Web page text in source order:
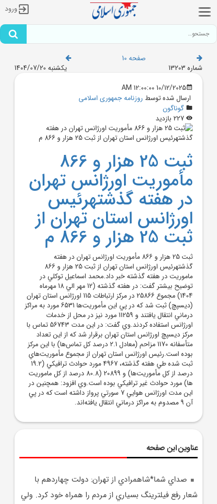
ورود
صفحه 10
شماره 13203
یکشنبه 1404/07/20
10/12/2025 12:00:00 AM
ارسال شده توسط روزنامه جمهوری اسلامی
گوناگون
ثبت 25 هزار و 866
مأموريت اورژانس تهران
در هفته گذشتهرئيس
اورژانس استان تهران از
ثبت 25 هزار و 866 م
ثبت 25 هزار و 866 مأموريت اورژانس تهران در هفته
گذشتهرئيس اورژانس استان تهران از ثبت 25 هزار و 866
ماموريت در هفته گذشته خبر داد.محمد اسماعيل توکلي در
توضيح بيشتر گفت: در هفته گذشته (12 مهر الي 18 مهرماه
1404) مجموع 25866 در مرکز ارتباطات 115 اورژانس استان تهران
(ديسپچ) ثبت شد که در پي اين مأموريت‌ها 6531 مورد به مراکز
درماني انتقال يافتند و 11259 مورد نيز در محل از خدمات
اورژانس استفاده کردند.وي گفت: در اين مدت 56743 تماس با
مرکز ديسپچ اورژانس استان تهران برقرار شد که از اين تعداد
متأسفانه 1170 مزاحم (معادل 2.1 درصد کل تماس‌ها) با اين مرکز
بوده است.رئيس اورژانس استان تهران از مجموع مأموريت‌هاي
ثبت شده طي هفته گذشته، 4967 مورد حوادث ترافيکي (19.2
درصد از کل مأموريت‌ها) و 20899 (80.8 درصد از کل ماموريت
ها) مورد حوادث غير ترافيکي بوده است.وي افزود: همچنين در
اين مدت اورژانس هوايي 7 سورتي پرواز داشته است که در پي
آن 9 مصدوم به مراکز درماني انتقال يافته‌اند.
عناوین این صفحه
صداي شما*شاهمرادي از تهران: دولت چهاردهم با
شعار رفع فيلترينگ بسياري از مردم را همراه خود کرد. ولي